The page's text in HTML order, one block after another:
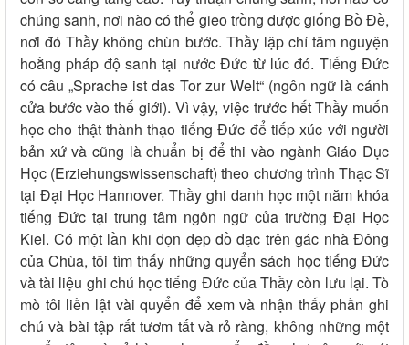
chúng sanh, nơi nào có thể gieo trồng được giống Bồ Đề,
nơi đó Thầy không chùn bước. Thầy lập chí tâm nguyện
hoằng pháp độ sanh tại nước Đức từ lúc đó. Tiếng Đức
có câu „Sprache ist das Tor zur Welt“ (ngôn ngữ là cánh
cửa bước vào thế giới). Vì vậy, việc trước hết Thầy muốn
học cho thật thành thạo tiếng Đức để tiếp xúc với người
bản xứ và cũng là chuẩn bị để thi vào ngành Giáo Dục
Học (Erziehungswissenschaft) theo chương trình Thạc Sĩ
tại Đại Học Hannover. Thầy ghi danh học một năm khóa
tiếng Đức tại trung tâm ngôn ngữ của trường Đại Học
Kiel. Có một lần khi dọn dẹp đồ đạc trên gác nhà Đông
của Chùa, tôi tìm thấy những quyển sách học tiếng Đức
và tài liệu ghi chú học tiếng Đức của Thầy còn lưu lại. Tò
mò tôi liền lật vài quyển để xem và nhận thấy phần ghi
chú và bài tập rất tươm tất và rỏ ràng, không những một